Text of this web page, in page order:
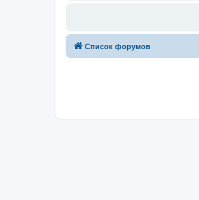
Список форумов